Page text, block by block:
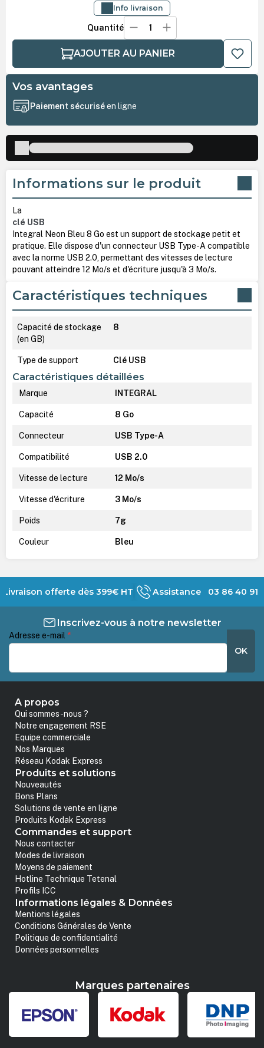
Info livraison
Quantité
AJOUTER AU PANIER
Vos avantages
Paiement sécuriséen ligne
Informations sur le produit
La
clé USB
Integral Neon Bleu 8 Go est un support de stockage petit et
pratique. Elle dispose d'un connecteur USB Type-A compatible
avec la norme USB 2.0, permettant des vitesses de lecture
pouvant atteindre 12 Mo/s et d'écriture jusqu'à 3 Mo/s.
Caractéristiques techniques
Capacité de stockage
(en GB)
8
Type de support Clé USB
Caractéristiques détaillées
Marque INTEGRAL
Capacité 8 Go
Connecteur USB Type-A
Compatibilité USB 2.0
Vitesse de lecture 12 Mo/s
Vitesse d'écriture 3 Mo/s
Poids 7g
Couleur Bleu
Livraison offerte dès 399€ HT Assistance 03 86 40 91
Inscrivez-vous à notre newsletter
Adresse e-mail *
OK
A propos
Qui sommes-nous ?
Notre engagement RSE
Equipe commerciale
Nos Marques
Réseau Kodak Express
Produits et solutions
Nouveautés
Bons Plans
Solutions de vente en ligne
Produits Kodak Express
Commandes et support
Nous contacter
Modes de livraison
Moyens de paiement
Hotline Technique Tetenal
Profils ICC
Informations légales & Données
Mentions légales
Conditions Générales de Vente
Politique de confidentialité
Données personnelles
Marques partenaires